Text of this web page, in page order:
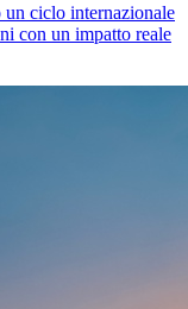
ciclo internazionale
con un impatto reale